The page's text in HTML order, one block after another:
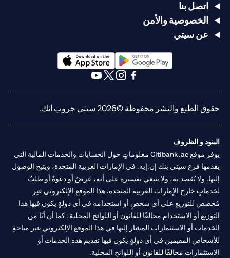
اتصل بنا
الخصوصية والأمن
عن سيتي
(opens in a new tab)
حقوق الطبع والنشر محفوظة ©2026 سيتي جروب انك.
البنود و الظروف
يوفر موقع Citibank.ae معلوماتٍ حول الحسابات والخدمات المالية التي
يقدمها فرع سيتي بنك إن.إيه. في الإمارات العربية المتحدة، ويتيح الوصول
إليها. ولا يُقصد به، ولا ينبغي تفسيره على أنه، عرضٌ أو دعوةٌ أو طلبٌ
لخدماتٍ خارج الإمارات العربية المتحدة. هذا الموقع الإلكتروني غير
مُخصص للتوزيع على أي شخصٍ أو استخدامه في أي دولةٍ يكون فيها هذا
التوزيع أو الاستخدام مخالفًا للقانون أو اللوائح المحلية، كما أن أيًا من
الخدمات أو الاستثمارات المشار إليها في هذا الموقع الإلكتروني غير متاحةٍ
للأشخاص المقيمين في أي دولةٍ يكون فيها تقديم هذه الخدمات أو
الاستثمارات مخالفًا للقانون أو اللوائح المحلية.